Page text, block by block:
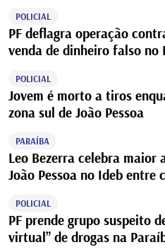
POLICIAL
PF deflagra operação
venda de dinheiro falso no
POLICIAL
Jovem é morto a tiros
zona sul de João Pessoa
PARAÍBA
Leo Bezerra celebra maior
João Pessoa no Ideb entre
POLICIAL
PF prende grupo suspeito
virtual” de drogas na